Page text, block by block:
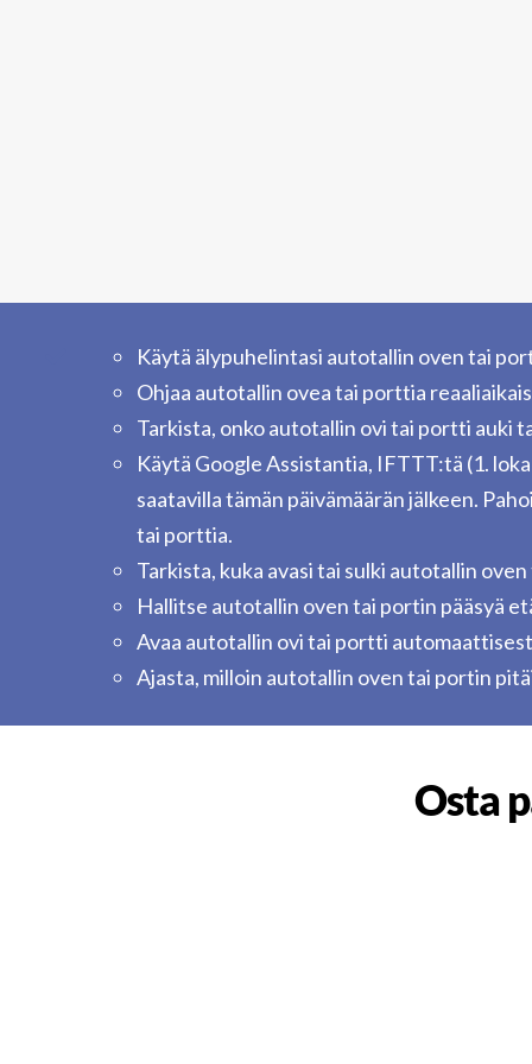
Käytä älypuhelintasi autotallin oven tai
Ohjaa autotallin ovea tai porttia
Tarkista, onko autotallin ovi tai portti auki
Käytä Google Assistantia, IFTTT:tä (1.
saatavilla tämän päivämäärän jälkeen.
tai porttia.
Tarkista, kuka avasi tai sulki autotallin
Hallitse autotallin oven tai portin pääsyä
Avaa autotallin ovi tai portti
Ajasta, milloin autotallin oven tai portin
Osta